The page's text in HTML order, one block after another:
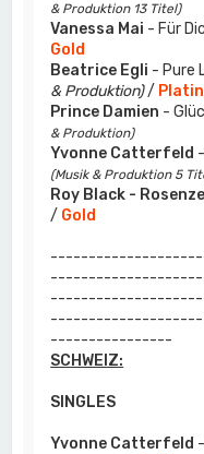
& Produktion 13 Titel)
Vanessa Mai - Für
Gold
Beatrice Egli - Pure
& Produktion)/ Platin
Prince Damien -
& Produktion)
Yvonne Catterfeld
(Musik & Produktion 5
Roy Black -
/ Gold
----------------
SCHWEIZ:
SINGLES
Yvonne Catterfeld